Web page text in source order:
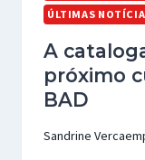
ÚLTIMAS
A
próximo
BAD
Sandrine